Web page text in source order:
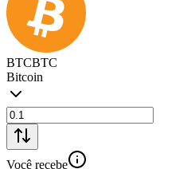
BTCBTC
Bitcoin
Você recebe